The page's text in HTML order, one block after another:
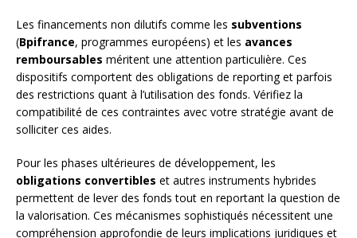
Les financements non dilutifs comme les subventions
(Bpifrance, programmes européens) et les avances
remboursables méritent une attention particulière. Ces
dispositifs comportent des obligations de reporting et parfois
des restrictions quant à l’utilisation des fonds. Vérifiez la
compatibilité de ces contraintes avec votre stratégie avant de
solliciter ces aides.
Pour les phases ultérieures de développement, les
obligations convertibles et autres instruments hybrides
permettent de lever des fonds tout en reportant la question de
la valorisation. Ces mécanismes sophistiqués nécessitent une
compréhension approfondie de leurs implications juridiques et